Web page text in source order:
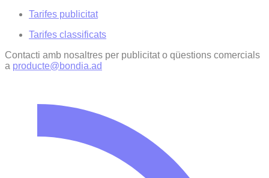
Tarifes publicitat
Tarifes classificats
Contacti amb nosaltres per publicitat o qüestions comercials
a producte@bondia.ad